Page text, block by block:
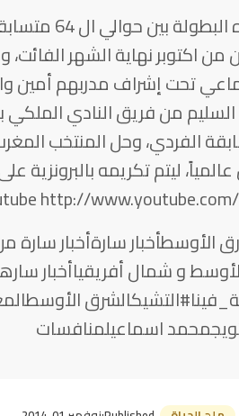
وقد أجريت
من اكتوبر نهاية الشهر
تحت إشراف مدربهم أمين
من فريق النادي الملكي
الفردي، وحل المنتخب
ليتم تكريمه بالبرونزية
الأوسطأخبار سارةأخبار سارة
و شمال أفريقياأخبار
اسماعيلمنافسات